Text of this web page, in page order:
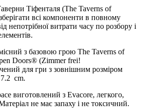
Тіфенталя (The Taverns of
всі компоненти в повному
непотрібної витрати часу по розбору і
з базовою грою The Taverns of
Doors® (Zimmer frei!
для гри з зовнішним розміром
cm.
виготовлений з Evacore, легкого,
не має запаху і не токсичний.